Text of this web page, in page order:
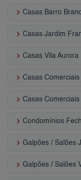
keyboard_arrow_right Casas Barro
keyboard_arrow_right Casas Jardim
keyboard_arrow_right Casas Vila Aurora
keyboard_arrow_right Casas
keyboard_arrow_right Casas
keyboard_arrow_right Condomínios
keyboard_arrow_right Galpões / Salões
keyboard_arrow_right Galpões / Salões